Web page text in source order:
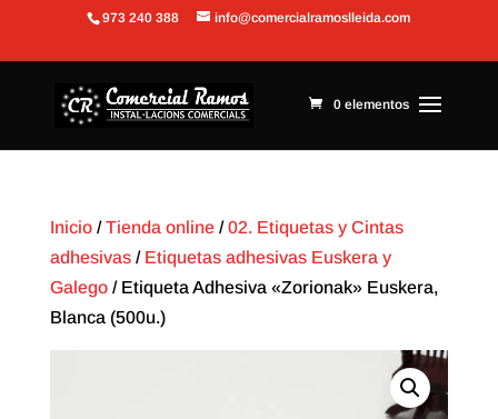
Abrir barra de herramientas
973 240 388 info@comercialramoslleida.com
0 elementos
Inicio/Tienda online/02. Etiquetas y Cintas
adhesivas/ Etiquetas adhesivas Euskera y
Galego/ Etiqueta Adhesiva «Zorionak» Euskera,
Blanca (500u.)